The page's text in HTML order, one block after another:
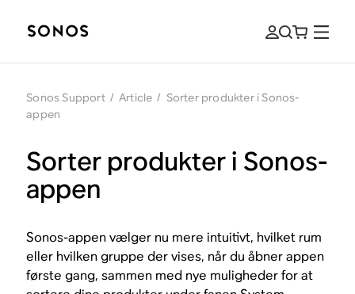
Sonos Support / Article / Sorter produkter i Sonos-
appen
Sorter produkter i Sonos-
appen
Sonos-appen vælger nu mere intuitivt, hvilket rum
eller hvilken gruppe der vises, når du åbner appen
første gang, sammen med nye muligheder for at